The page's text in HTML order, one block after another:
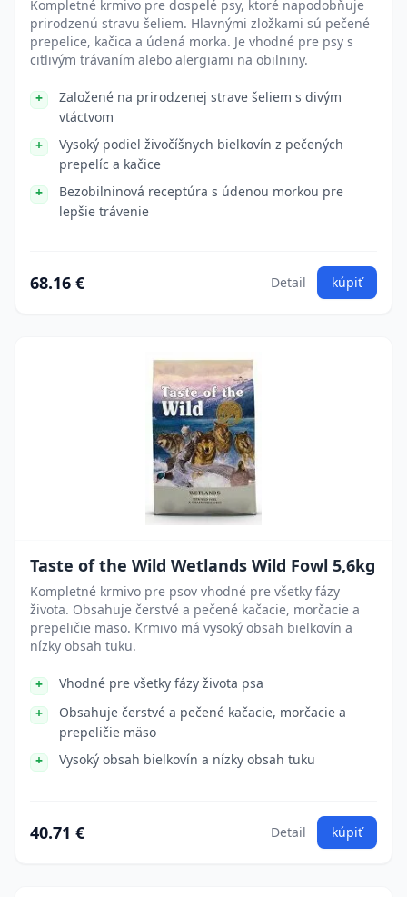
Kompletné krmivo pre dospelé psy, ktoré napodobňuje
prirodzenú stravu šeliem. Hlavnými zložkami sú pečené
prepelice, kačica a údená morka. Je vhodné pre psy s
citlivým trávaním alebo alergiami na obilniny.
Založené na prirodzenej strave šeliem s divým
vtáctvom
Vysoký podiel živočíšnych bielkovín z pečených
prepelíc a kačice
Bezobilninová receptúra s údenou morkou pre
lepšie trávenie
68.16 € Detail kúpiť
Taste of the Wild Wetlands Wild Fowl 5,6kg
Kompletné krmivo pre psov vhodné pre všetky fázy
života. Obsahuje čerstvé a pečené kačacie, morčacie a
prepeličie mäso. Krmivo má vysoký obsah bielkovín a
nízky obsah tuku.
Vhodné pre všetky fázy života psa
Obsahuje čerstvé a pečené kačacie, morčacie a
prepeličie mäso
Vysoký obsah bielkovín a nízky obsah tuku
40.71 € Detail kúpiť